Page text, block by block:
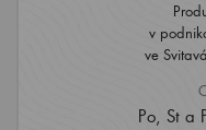
v
ve
Po, St a